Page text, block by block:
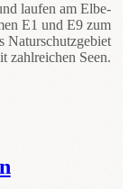
laufen am Elbe-
E1 und E9 zum
Naturschutzgebiet
zahlreichen Seen.